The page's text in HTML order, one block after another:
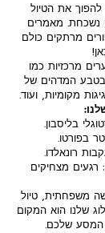
את הטיול
נשכחת. מאמרים
מרתקים כולם
מרכזיות כמו
בטבע המדהים של
מקומיות, ועוד.
בליסבון.
בפורטו.
רונאלדו.
רגעים מצחיקים
משפחתית, טיול
שלנו הוא המקום
המסע שלכם.